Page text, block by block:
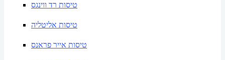
טיסות רד ווינגס
טיסות אליטליה
טיסות אייר פראנס